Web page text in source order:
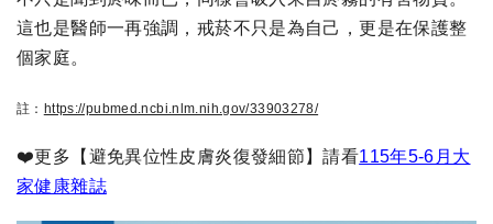
這也是醫師一再強調，戒菸不只是為自己，更是在保護整
個家庭。
註： https://pubmed.ncbi.nlm.nih.gov/33903278/
❤️更多【避免異位性皮膚炎復發細節】請看115年5-6月大
家健康雜誌